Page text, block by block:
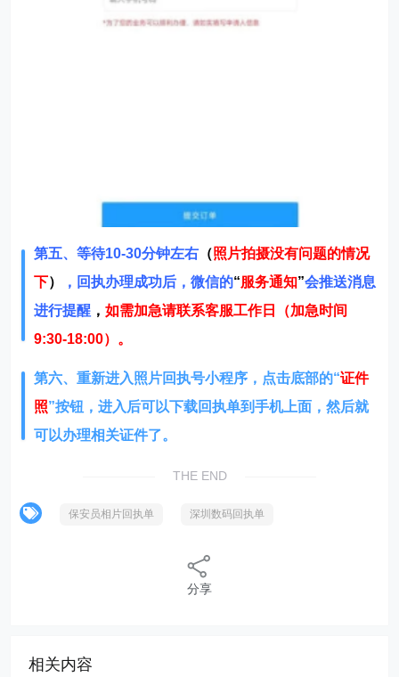
第五、等待10-30分钟左右 （照片拍摄没有问题的情况
下
，回执办理成功后，微信的“服务通知
可以办理相关证件了。